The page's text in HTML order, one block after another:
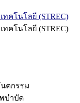
คโนโลยี (STREC)
คโนโลยี (STREC)
ตกรรม
บำบัด